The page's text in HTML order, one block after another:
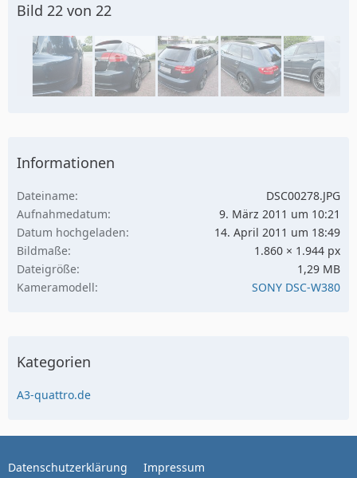
Bild 22 von 22
Informationen
Dateiname
DSC00278.JPG
Aufnahmedatum
9. März 2011 um 10:21
Datum hochgeladen
14. April 2011 um 18:49
Bildmaße
1.860 × 1.944 px
Dateigröße
1,29 MB
Kameramodell
SONY DSC-W380
Kategorien
A3-quattro.de
Datenschutzerklärung Impressum